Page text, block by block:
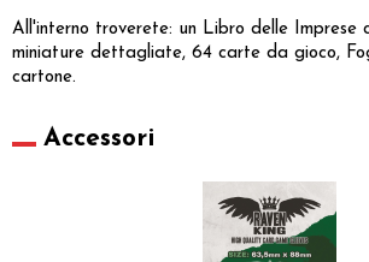
All'interno troverete: un Libro delle Imprese
miniature dettagliate, 64 carte da gioco,
cartone.
Accessori